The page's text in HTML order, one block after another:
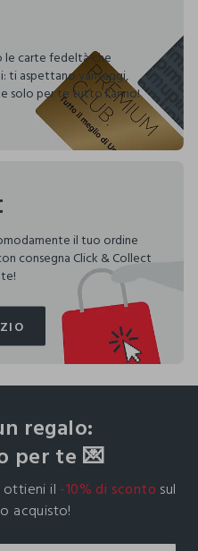
le carte fedeltà che
ti aspettano vantaggi,
solo per te tutto l'anno!
il tuo ordine
consegna Click & Collect
regalo:
per te 💌
ottieni il -10% di sconto sul
acquisto!